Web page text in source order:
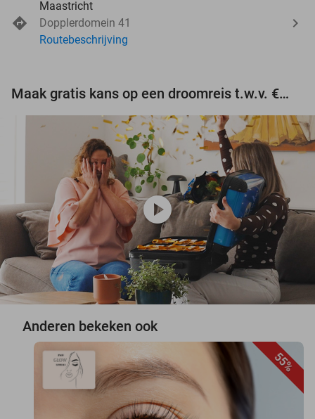
Maastricht
Dopplerdomein 41
Routebeschrijving
Maak gratis kans op een droomreis t.w.v. €3.000!
play_circle
Anderen bekeken ook
55%